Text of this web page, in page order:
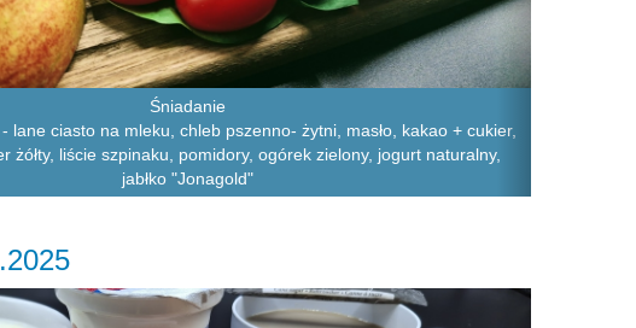
Śniadanie
lane ciasto na mleku, chleb pszenno- żytni, masło, kakao + cukier,
żółty, liście szpinaku, pomidory, ogórek zielony, jogurt naturalny,
jabłko "Jonagold"
Next